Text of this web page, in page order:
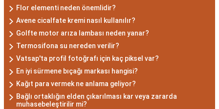
bulunur. Akrepler, hedeflerine ulaşmak için
kararlılıkla çalışan bireylerdir. Aynı zamanda,
zekalarını ve keskin gözlem yeteneklerini
kullanarak çözüm odaklıdırlar.
Akrep Burcu Erkeği
Özellikleri: Güçlü ve
Karizmatik
Flor elementi neden önemlidir?
Avene cicalfate kremi nasıl kullanılır?
Golfte motor arıza lambası neden yanar?
Termosifona su nereden verilir?
Vatsap'ta profil fotoğrafı için kaç piksel var?
En iyi sürmene bıçağı markası hangisi?
Kağıt para vermek ne anlama geliyor?
Bağlı ortaklığın elden çıkarılması kar veya zararda
muhasebeleştirilir mi?